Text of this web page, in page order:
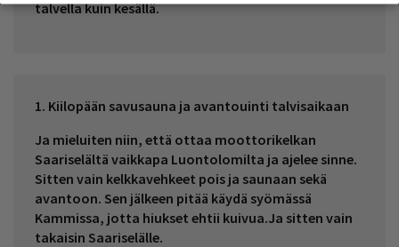
talvella kuin kesällä.
1. Kiilopään savusauna ja avantouinti talvisaikaan
Ja mieluiten niin, että ottaa moottorikelkan
Saariselältä vaikkapa Luontolomilta ja ajelee sinne.
Sitten vain kelkkavehkeet pois ja saunaan sekä
avantoon. Sen jälkeen pitää käydä syömässä
Kammissa, jotta hiukset ehtii kuivua.Ja sitten vain
takaisin Saariselälle.